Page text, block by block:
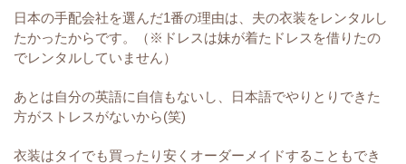
日本の手配会社を選んだ1番の理由は、夫の衣装をレンタルし
たかったからです。（※ドレスは妹が着たドレスを借りたの
でレンタルしていません）
あとは自分の英語に自信もないし、日本語でやりとりできた
方がストレスがないから(笑)
衣装はタイでも買ったり安くオーダーメイドすることもでき